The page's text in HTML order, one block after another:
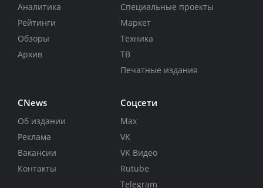
Аналитика
Рейтинги
Обзоры
Архив
Специальные проекты
Маркет
Техника
ТВ
Печатные издания
CNews
Об издании
Реклама
Вакансии
Контакты
Соцсети
Max
VK
VK Видео
Rutube
Telegram